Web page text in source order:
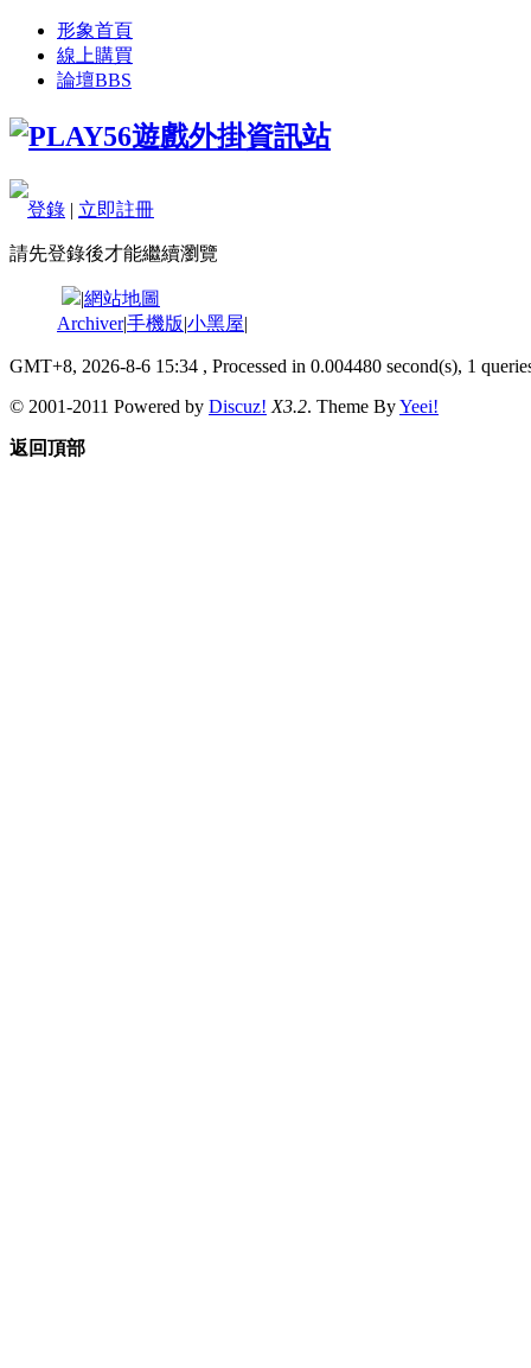
形象首頁
線上購買
論壇BBS
登錄 | 立即註冊
請先登錄後才能繼續瀏覽
|網站地圖
Archiver|手機版|小黑屋|
GMT+8, 2026-8-6 15:34 , Processed in 0.004480 second(s), 1
© 2001-2011 Powered by Discuz! X3.2. Theme ByYeei!
返回頂部